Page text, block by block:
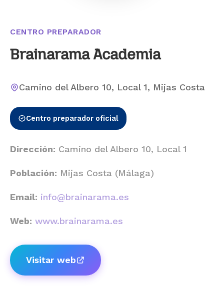
CENTRO PREPARADOR
Brainarama Academia
Camino del Albero 10, Local 1, Mijas Costa
Centro preparador oficial
Dirección: Camino del Albero 10, Local 1
Población: Mijas Costa (Málaga)
Email: info@brainarama.es
Web: www.brainarama.es
Visitar web